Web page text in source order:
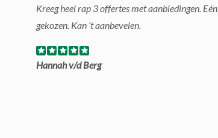
Kreeg heel rap 3 offertes met aanbiedingen. Eén
gekozen. Kan ’t aanbevelen.
Hannah v/d Berg